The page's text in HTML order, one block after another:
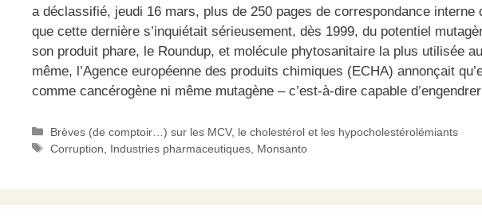
a déclassifié, jeudi 16 mars, plus de 250 pages de correspondance
que cette dernière s’inquiétait sérieusement, dès 1999, du potentiel
son produit phare, le Roundup, et molécule phytosanitaire la plus utilisée
même, l’Agence européenne des produits chimiques (ECHA) annonçait
comme cancérogène ni même mutagène – c’est-à-dire capable
Catégories
Brèves (de comptoir…) sur les MCV, le cholestérol et les hypocholestérolémiants
Étiquettes
Corruption Industries pharmaceutiques Monsanto